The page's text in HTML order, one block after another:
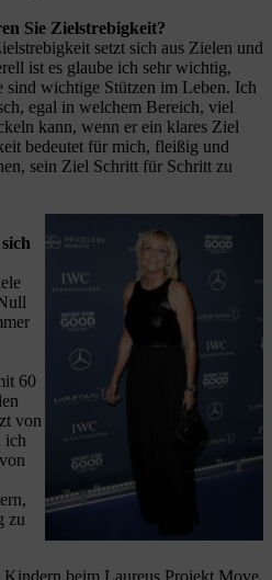
Sie Zielstrebigkeit?
setzt sich aus Zielen und
ist es glaube ich sehr wichtig,
sind wichtige Stützen im Leben. Ich
egal in welchem Bereich, viel
kann, wenn er ein klares Ziel
bedeutet für mich, fleißig und
sein Ziel Schritt für Schritt zu
60
von
ich
zu